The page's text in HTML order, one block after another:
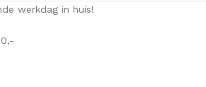
werkdag in huis!